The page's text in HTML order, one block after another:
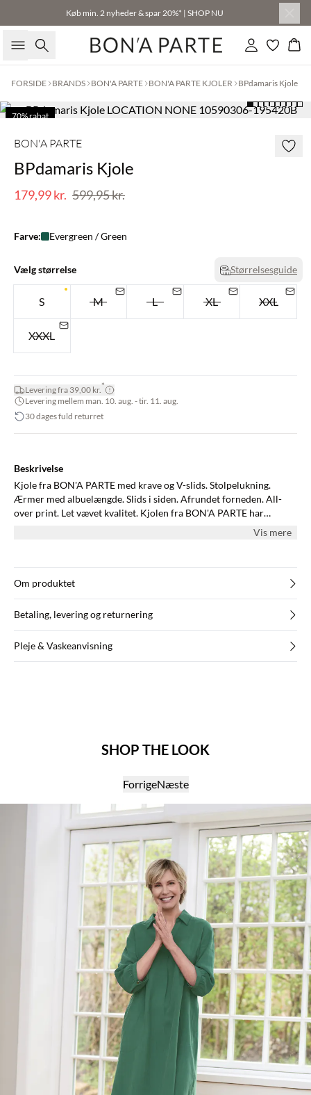
Køb min. 2 nyheder & spar 20%* | SHOP NU
Søg Log ind
FORSIDE BRANDS BON'A PARTE BON'A PARTE KJOLER BPdamaris Kjole
70% rabat
BON'A PARTE
BPdamaris Kjole
179,99 kr. 599,95 kr.
Farve: Evergreen / Green
Vælg størrelse Størrelsesguide
S M L XL XXL
XXXL
Levering fra 39,00 kr.*
Levering mellem man. 10. aug. - tir. 11. aug.
30 dages fuld returret
Beskrivelse
Kjole fra BON'A PARTE med krave og V-slids. Stolpelukning.
Ærmer med albuelængde. Slids i siden. Afrundet forneden. All-
over print. Let vævet kvalitet. Kjolen fra BON'A PARTE har
Vis mere
Om produktet
Betaling, levering og returnering
Pleje & Vaskeanvisning
SHOP THE LOOK
ForrigeNæste